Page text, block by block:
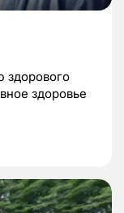
здорового
здоровье